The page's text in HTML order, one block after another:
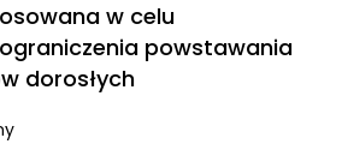
w celu
powstawania
dorosłych